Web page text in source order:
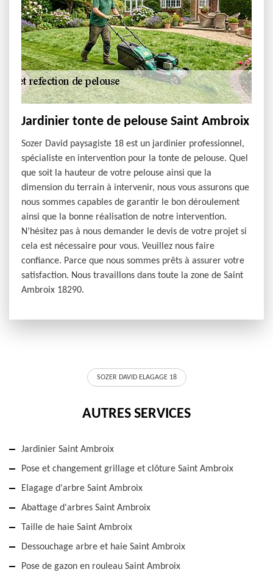
Jardinier tonte de pelouse Saint Ambroix
Sozer David paysagiste 18 est un jardinier professionnel,
spécialiste en intervention pour la tonte de pelouse. Quel
que soit la hauteur de votre pelouse ainsi que la
dimension du terrain à intervenir, nous vous assurons que
nous sommes capables de garantir le bon déroulement
ainsi que la bonne réalisation de notre intervention.
N’hésitez pas à nous demander le devis de votre projet si
cela est nécessaire pour vous. Veuillez nous faire
confiance. Parce que nous sommes prêts à assurer votre
satisfaction. Nous travaillons dans toute la zone de Saint
Ambroix 18290.
SOZER DAVID ELAGAGE 18
AUTRES SERVICES
Jardinier Saint Ambroix
Pose et changement grillage et clôture Saint Ambroix
Elagage d'arbre Saint Ambroix
Abattage d'arbres Saint Ambroix
Taille de haie Saint Ambroix
Dessouchage arbre et haie Saint Ambroix
Pose de gazon en rouleau Saint Ambroix